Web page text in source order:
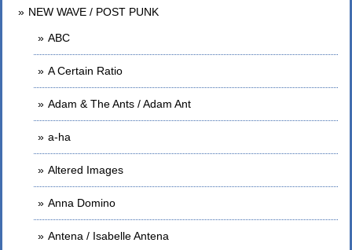
NEW WAVE / POST PUNK
ABC
A Certain Ratio
Adam & The Ants / Adam Ant
a-ha
Altered Images
Anna Domino
Antena / Isabelle Antena